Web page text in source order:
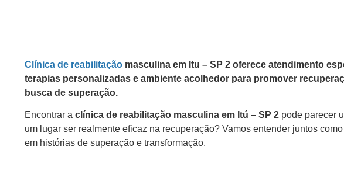
Clínica de reabilitação masculina em Itu – SP 2 oferece atendimento
terapias personalizadas e ambiente acolhedor para promover
busca de superação.
Encontrar a clínica de reabilitação masculina em Itú – SP 2 pode parecer
um lugar ser realmente eficaz na recuperação? Vamos entender juntos
em histórias de superação e transformação.